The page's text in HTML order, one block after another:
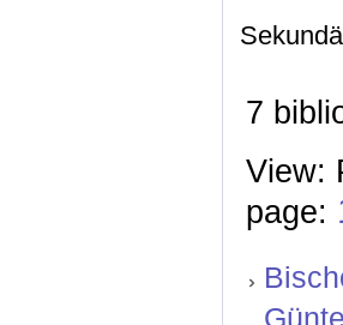
7
View:
page: